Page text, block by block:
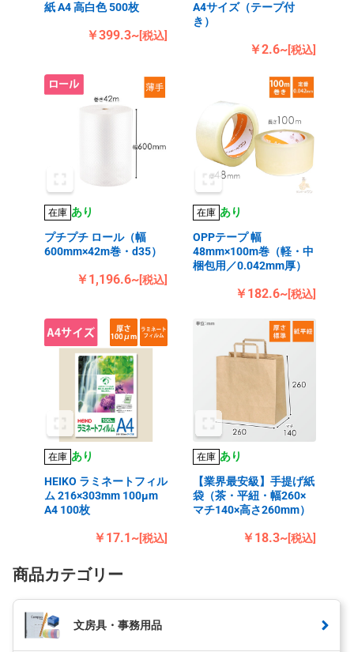
紙 A4 高白色 500枚
￥399.3~[税込]
A4サイズ（テープ付
き）
￥2.6~[税込]
在庫 あり
プチプチ ロール（幅
600mm×42m巻・d35）
￥1,196.6~[税込]
在庫 あり
OPPテープ 幅
48mm×100m巻（軽・中
梱包用／0.042mm厚）
￥182.6~[税込]
在庫 あり
HEIKO ラミネートフィル
ム 216×303mm 100μm
A4 100枚
￥17.1~[税込]
在庫 あり
【業界最安級】手提げ紙
袋（茶・平紐・幅260×
マチ140×高さ260mm）
￥18.3~[税込]
商品カテゴリー
文房具・事務用品